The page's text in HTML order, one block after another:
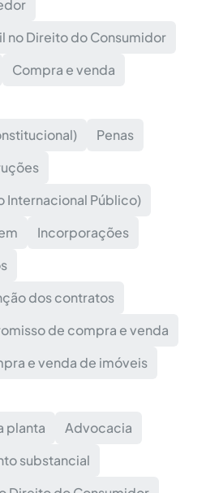
no Direito do Consumidor
Compra e venda
Penas
Internacional Público)
Incorporações
dos contratos
de compra e venda
e venda de imóveis
planta
Advocacia
substancial